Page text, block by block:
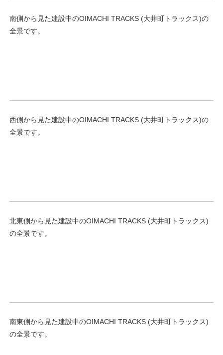
南側から見た建設中のOIMACHI TRACKS (大井町トラックス)の
全景です。
西側から見た建設中のOIMACHI TRACKS (大井町トラックス)の
全景です。
北東側から見た建設中のOIMACHI TRACKS (大井町トラックス)
の全景です。
南東側から見た建設中のOIMACHI TRACKS (大井町トラックス)
の全景です。